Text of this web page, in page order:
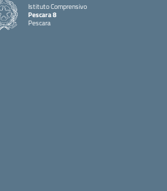
Istituto Comprensivo
Pescara 8
Pescara